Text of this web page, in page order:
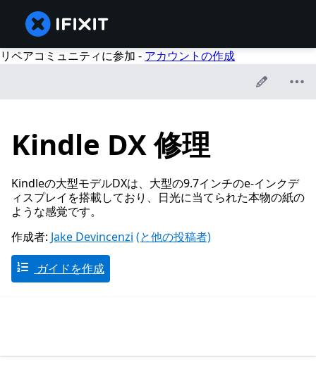
リペアコミュニティに参加 - アカウントの作成
Kindle DX 修理
Kindleの大型モデルDXは、大型の9.7インチのe-インクデ
ィスプレイを搭載しており、日光に当てられた本物の紙の
ような感覚です。
作成者: Jake Devincenzi (と他の投稿者)
ガイドを作成